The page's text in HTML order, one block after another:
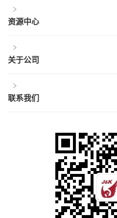
资源中心
关于公司
联系我们